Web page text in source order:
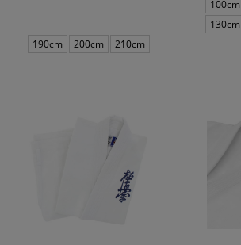
190cm 200cm 210cm
100cm
130cm